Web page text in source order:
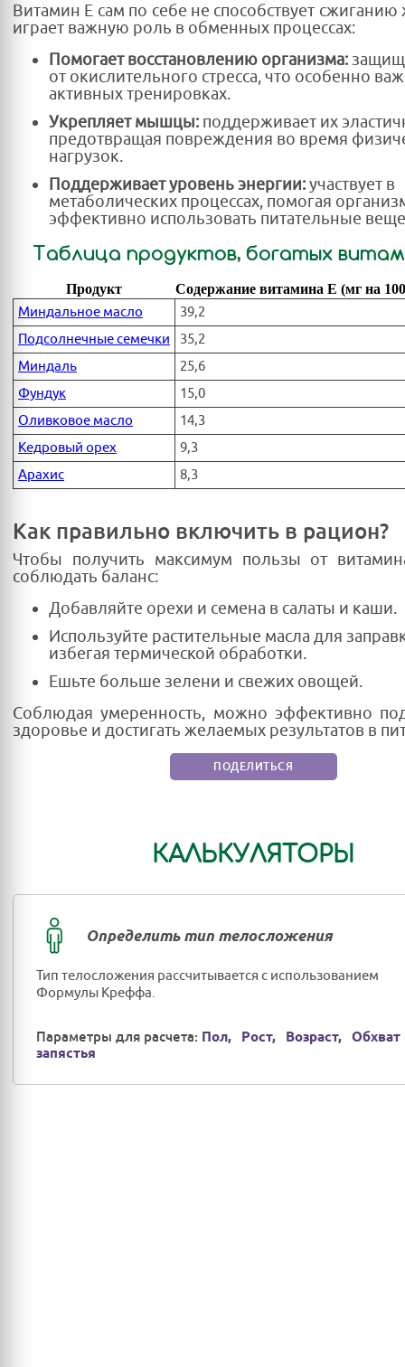
Витамин E сам по себе не способствует
играет важную роль в обменных процессах:
Помогает восстановлению организма:
от окислительного стресса, что особенно
активных тренировках.
Укрепляет мышцы: поддерживает их
предотвращая повреждения во время
нагрузок.
Поддерживает уровень энергии:участвует в
метаболических процессах, помогая
эффективно использовать питательные
Таблица продуктов, богатых
Продукт Содержание витамина E (мг на
Миндальное масло
39,2
Подсолнечные семечки
35,2
Миндаль
25,6
Фундук
15,0
Оливковое масло
14,3
Кедровый орех
9,3
Арахис
8,3
Как правильно включить в рацион?
Чтобы получить максимум пользы от
соблюдать баланс:
Добавляйте орехи и семена в салаты и каши.
Используйте растительные масла для
избегая термической обработки.
Ешьте больше зелени и свежих овощей.
Соблюдая умеренность, можно эффективно
здоровье и достигать желаемых результатов в
ПОДЕЛИТЬСЯ
КАЛЬКУЛЯТОРЫ
Определить тип телосложения
Тип телосложения рассчитывается с использованием
Формулы Креффа.
Параметры для расчета: Пол, Рост, Возраст,
Обхват
запястья